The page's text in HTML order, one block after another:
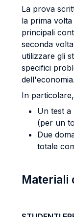
La prova
la prima
principali
seconda
utilizzare gli
specifici
dell'economia.
In
Un test a
(per un
Due
totale
Materiali